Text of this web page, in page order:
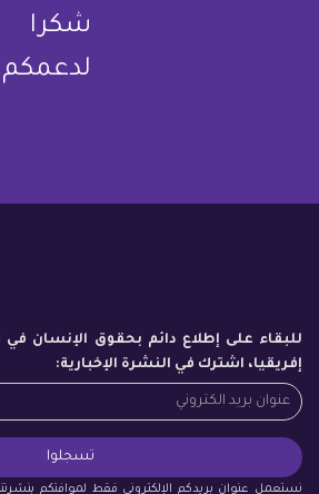
شكرا
للبقاء على إطلاع دائم بحقوق الإنسان
إفريقيا، اشترك في النشرة الإخبارية:
نستعمل عنوان بريدكم الإلكتروني فقط لموافتكم